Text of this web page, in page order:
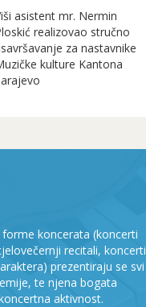
asistent mr. Nermin
realizovao stručno
za nastavnike
kulture Kantona
koncerata (koncerti
recitali, koncerti
prezentiraju se svi
te njena bogata
aktivnost.